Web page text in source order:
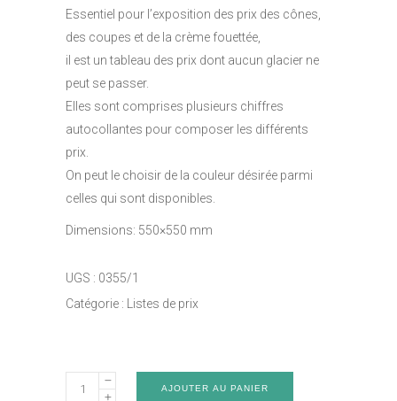
Essentiel pour l’exposition des prix des cônes,
des coupes et de la crème fouettée,
il est un tableau des prix dont aucun glacier ne
peut se passer.
Elles sont comprises plusieurs chiffres
autocollantes pour composer les différents
prix.
On peut le choisir de la couleur désirée parmi
celles qui sont disponibles.
Dimensions: 550×550 mm
UGS : 0355/1
Catégorie :
Listes de prix
Liste
AJOUTER AU PANIER